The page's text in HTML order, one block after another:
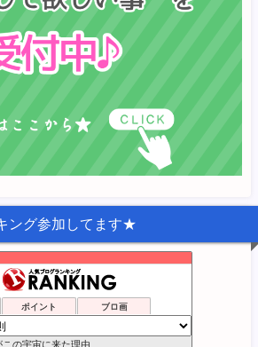
ング参加してます★
ポイント ブロ画
は『わたし』
針盤
この宇宙に来た理由